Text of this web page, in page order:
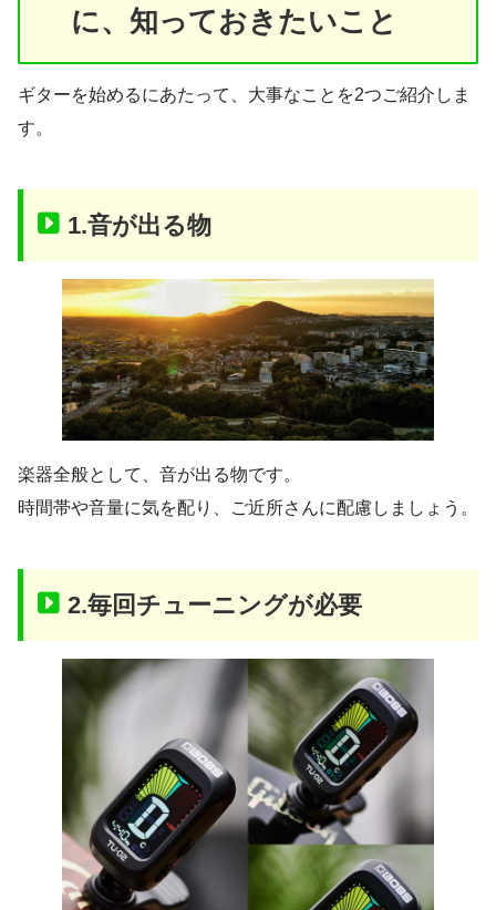
に、知っておきたいこと
ギターを始めるにあたって、大事なことを2つご紹介しま
す。
1.音が出る物
楽器全般として、音が出る物です。
時間帯や音量に気を配り、ご近所さんに配慮しましょう。
2.毎回チューニングが必要